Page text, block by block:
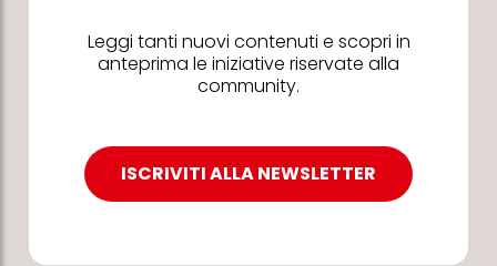
Leggi tanti nuovi contenuti e scopri in
anteprima le iniziative riservate alla
community.
ISCRIVITI ALLA NEWSLETTER